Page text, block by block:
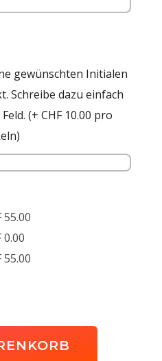
gewünschten Initialen
Schreibe dazu einfach
(+ CHF 10.00 pro
55.00
0.00
55.00